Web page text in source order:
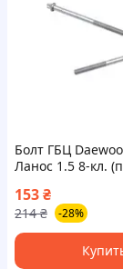
Болт ГБЦ
Ланос 1.5 8-кл.
GENUINE Корея)
153₴
214 ₴ -28%